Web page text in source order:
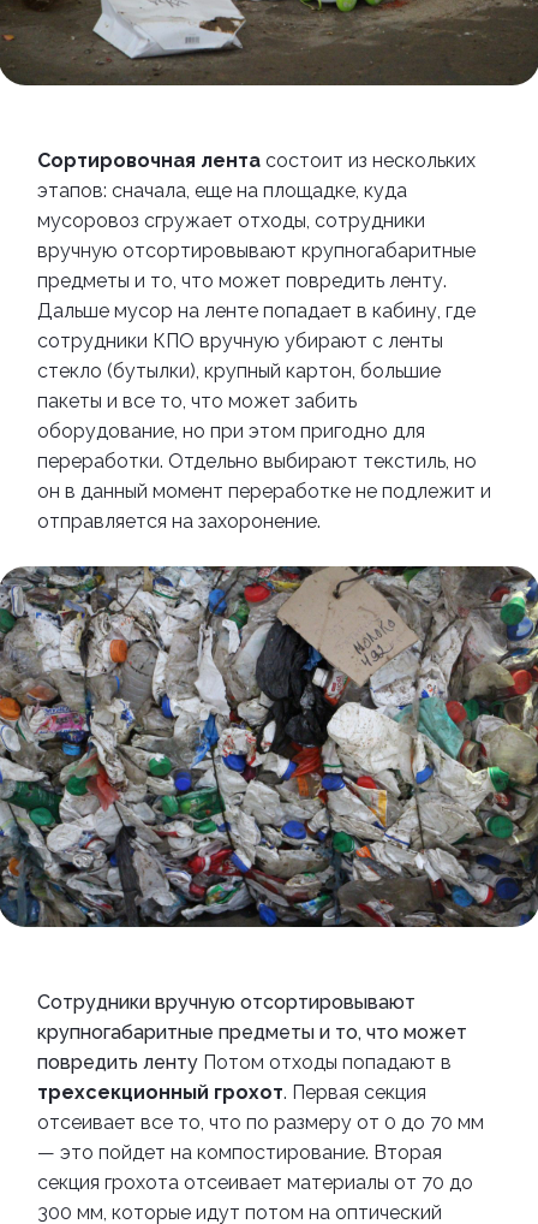
Сортировочная лента состоит из нескольких
этапов: сначала, еще на площадке, куда
мусоровоз сгружает отходы, сотрудники
вручную отсортировывают крупногабаритные
предметы и то, что может повредить ленту.
Дальше мусор на ленте попадает в кабину, где
сотрудники КПО вручную убирают с ленты
стекло (бутылки), крупный картон, большие
пакеты и все то, что может забить
оборудование, но при этом пригодно для
переработки. Отдельно выбирают текстиль, но
он в данный момент переработке не подлежит и
отправляется на захоронение.
Сотрудники вручную отсортировывают
крупногабаритные предметы и то, что может
повредить ленту Потом отходы попадают в
трехсекционный грохот. Первая секция
отсеивает все то, что по размеру от 0 до 70 мм
— это пойдет на компостирование. Вторая
секция грохота отсеивает материалы от 70 до
300 мм, которые идут потом на оптический